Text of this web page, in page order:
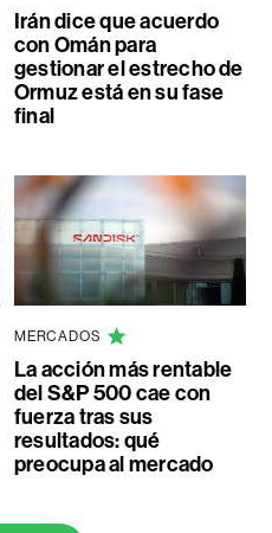
Irán dice que acuerdo
con Omán para
gestionar el estrecho de
Ormuz está en su fase
final
MERCADOS
La acción más rentable
del S&P 500 cae con
fuerza tras sus
resultados: qué
preocupa al mercado